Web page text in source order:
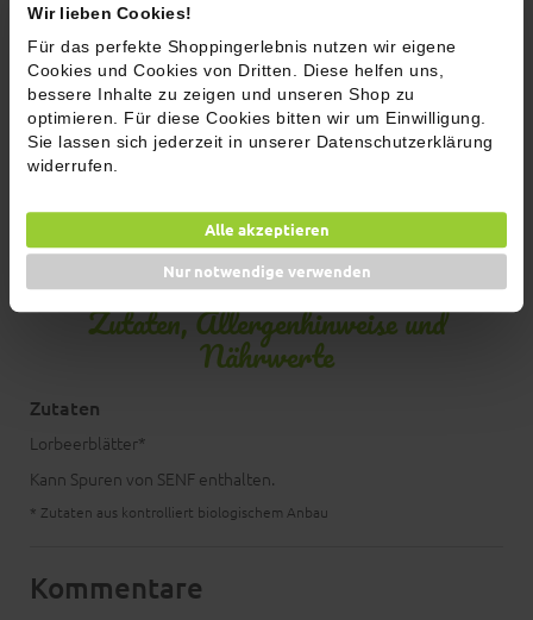
Wir lieben Cookies!
Für das perfekte Shoppingerlebnis nutzen wir eigene
Cookies und Cookies von Dritten. Diese helfen uns,
bessere Inhalte zu zeigen und unseren Shop zu
optimieren. Für diese Cookies bitten wir um Einwilligung.
Sie lassen sich jederzeit in unserer Datenschutzerklärung
widerrufen.
Alle akzeptieren
Nur notwendige verwenden
Knoblauch Beutel, bio
2,90 €
In den Warenkorb
Muskatnuss,
2,90 €
In den
Zutaten, Allergenhinweise und
Nährwerte
Zutaten
Lorbeerblätter*
Kann Spuren von SENF enthalten.
* Zutaten aus kontrolliert biologischem Anbau
Kommentare